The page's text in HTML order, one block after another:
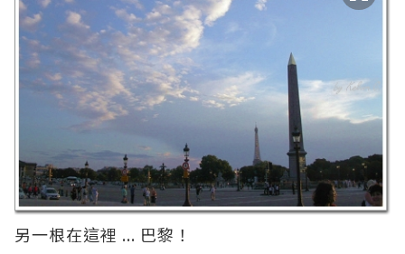
另一根在這裡 ... 巴黎！